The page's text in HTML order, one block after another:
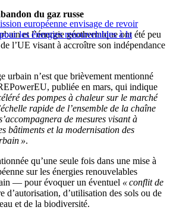
européenne envisage de revoir
les énergies renouvelables à la
du gaz russe
et l’énergie géothermique ont été peu
l’UE visant à accroître son indépendance
urbain n’est que brièvement mentionné
publiée en mars, qui indique
des pompes à chaleur sur le marché
rapide de l’ensemble de la chaîne
de mesures visant à
bâtiments et la modernisation des
».
qu’une seule fois dans une mise à
sur les énergies renouvelables
— pour évoquer un éventuel « conflit de
d’autorisation, d’utilisation des sols ou de
et de la biodiversité.